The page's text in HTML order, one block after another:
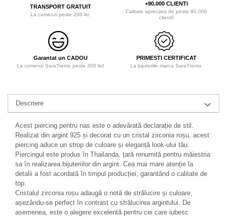
TRANSPORT GRATUIT
La comenzi peste 200 lei.
+90.000 CLIENTI
Calitate apreciata de peste 90.000
clienti!
Garantat un CADOU
La comenzi SaraTremo peste 300 lei!
PRIMESTI CERTIFICAT
La bijuteriile marca SaraTremo.
Descriere
Acest piercing pentru nas este o adevărată declarație de stil.
Realizat din argint 925 și decorat cu un cristal zirconia roșu, acest
piercing aduce un strop de culoare și eleganță look-ului tău.
Piercingul este produs în Thailanda, țară renumită pentru măiestria
sa în realizarea bijuteriilor din argint. Cea mai mare atenție la
detalii a fost acordată în timpul producției, garantând o calitate de
top.
Cristalul zirconia roșu adaugă o notă de strălucire și culoare,
așezându-se perfect în contrast cu strălucirea argintului. De
asemenea, este o alegere excelentă pentru cei care iubesc